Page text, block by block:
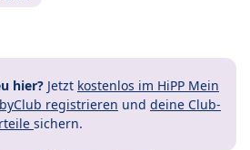
hier? Jetzt kostenlos im HiPP Mein
registrieren und deine Club-
sichern.